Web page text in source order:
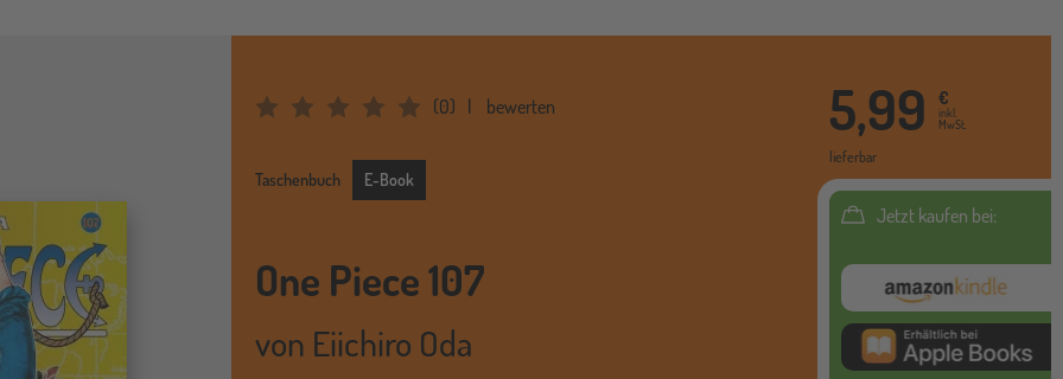
Average Rating: 0 (0) bewerten
Taschenbuch
E-Book
One Piece 107
von Eiichiro Oda
5,99 €
inkl.
MwSt.
lieferbar
Jetzt kaufen bei:
Amazon
itunes ebook